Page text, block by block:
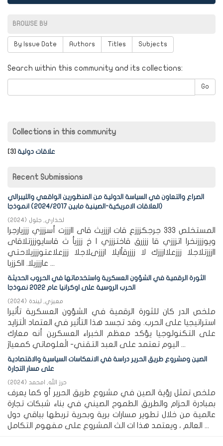
BROWSE BY
By Issue Date Authors Titles Subjects
Search within this community and its collections:
Go
Collections in this community
علاقات دولية [3]
Recent Submissions
الصراع والتعاون في السياسة الدولية من المنظورين الواقعي والليبرالي
(العلاقات الامريكية-الصينية مابين 2024/2017) انموذجا
لخذاري, جلول (
2024
)
المستخلص 333 جرجكزززع قات ازززيث قاى اازززت أسزززي زززيارجرا
ويوزززنخرا اتزززي قا زززرق قاختزززي ا خ زززيأ ث قاسايوزززتلاقاى
اازززتلاجلا زززعلاازززك لا زززرقأايلا ازززىلاجلا زززعلاعتوزززيلاحتي
عازززيلا. ااكززبا ...
الثورة الرقمية في الشؤون العسكرية واستخدماتها في الحروب الحديثة
الحرب الروسية على اوكرانيا عام 2022 نموذجا
معيزي, ليندة (
2024
)
ملخص الدر كان للثورة الرقمية في الشؤون العسكرية تأثيرا
استراتيجيا على الحرب. وقد تجسد هذا التأثير في العتماد الْتزايد
على التكنولوجيا يؤكد معظم الخبراء العسكرين أنه معارك
اليوم تعتمد على العبد التقني- الْعلوماتي كمعيارَ ...
الصين ومشروع طريق الحرير دراسة في الانعكاسات السياسية والاقتصادية
على مسار التجارة
حرز الله, امحمد (
2024
)
ملخص تمثل رؤية الصين في مشروع طريق الحرير أو كما يعرف
بمبادرة الحزام والطريق الطموح الصيني في بناء شبكات تجارة
عالمية من خلال تطوير مسارات برية وبحرية تربطها بباقي دول
العالم ، ويعتمد هذا ات الث المشروع على مفهوم التكامل ...